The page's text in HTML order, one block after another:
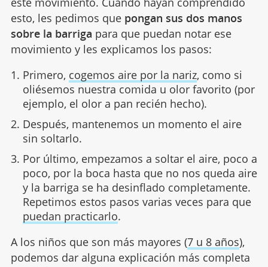
esto, les pedimos que pongan sus dos manos
sobre la barriga para que puedan notar ese
movimiento y les explicamos los pasos:
Primero, cogemos aire por la nariz, como si
oliésemos nuestra comida u olor favorito (por
ejemplo, el olor a pan recién hecho).
Después, mantenemos un momento el aire
sin soltarlo.
Por último, empezamos a soltar el aire, poco a
poco, por la boca hasta que no nos queda aire
y la barriga se ha desinflado completamente.
Repetimos estos pasos varias veces para que
puedan practicarlo.
A los niños que son más mayores (7 u 8 años),
podemos dar alguna explicación más completa